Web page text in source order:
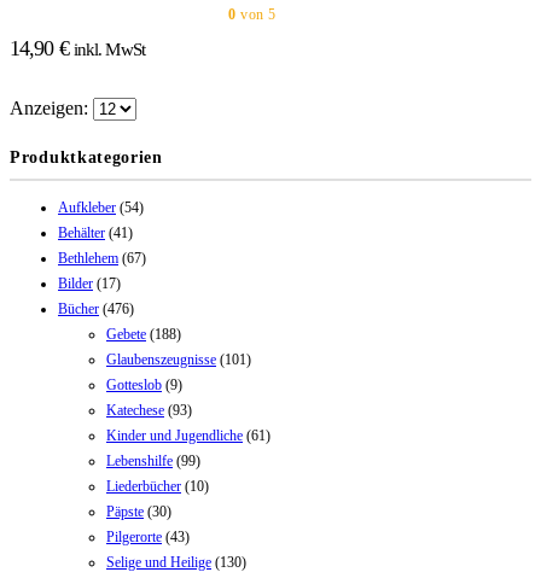
0 von 5
14,90 € inkl. MwSt
Anzeigen:
Produktkategorien
Aufkleber (54)
Behälter (41)
Bethlehem (67)
Bilder (17)
Bücher (476)
Gebete (188)
Glaubenszeugnisse (101)
Gotteslob (9)
Katechese (93)
Kinder und Jugendliche (61)
Lebenshilfe (99)
Liederbücher (10)
Päpste (30)
Pilgerorte (43)
Selige und Heilige (130)